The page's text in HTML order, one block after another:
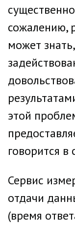
сожалению,
может
этой
говорится
Сервис
отдачи
(время